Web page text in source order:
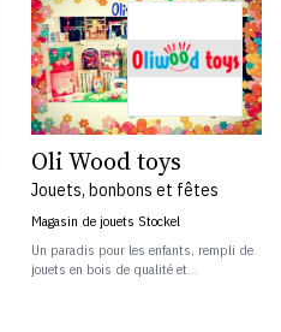
Oli Wood toys
Jouets, bonbons et fêtes
Magasin de jouets Stockel
Un paradis pour les enfants, rempli de
jouets en bois de qualité et...